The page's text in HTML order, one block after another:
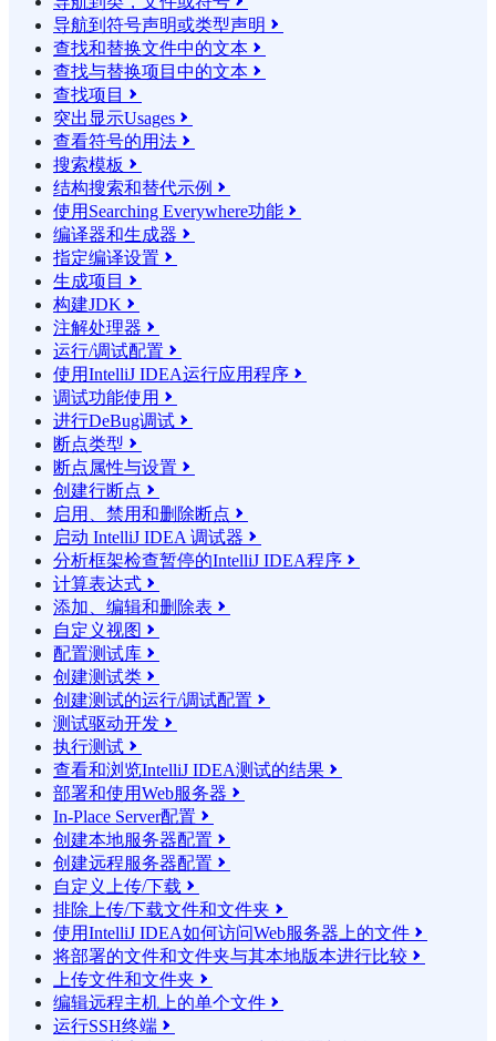
导航到符号声明或类型声明 
查找和替换文件中的文本 
查找与替换项目中的文本 
查找项目 
突出显示Usages 
查看符号的用法 
搜索模板 
结构搜索和替代示例 
使用Searching Everywhere功能 
编译器和生成器 
指定编译设置 
生成项目 
构建JDK 
注解处理器 
运行/调试配置 
使用IntelliJ IDEA运行应用程序 
调试功能使用 
进行DeBug调试 
断点类型 
断点属性与设置 
创建行断点 
启用、禁用和删除断点 
启动 IntelliJ IDEA 调试器 
分析框架检查暂停的IntelliJ IDEA程序 
计算表达式 
添加、编辑和删除表 
自定义视图 
配置测试库 
创建测试类 
创建测试的运行/调试配置 
测试驱动开发 
执行测试 
查看和浏览IntelliJ IDEA测试的结果 
部署和使用Web服务器 
In-Place Server配置 
创建本地服务器配置 
创建远程服务器配置 
自定义上传/下载 
排除上传/下载文件和文件夹 
使用IntelliJ IDEA如何访问Web服务器上的文件 
将部署的文件和文件夹与其本地版本进行比较 
上传文件和文件夹 
编辑远程主机上的单个文件 
运行SSH终端 